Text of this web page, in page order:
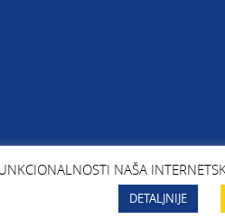
COPYRIGHTS: AK SIGET, koncept i
NAŠA
DETALJNIJE